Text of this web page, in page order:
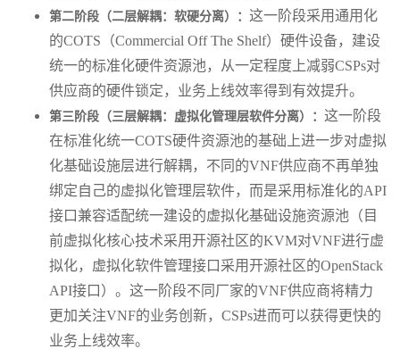
第二阶段（二层解耦：软硬分离）： 这一阶段采用通用化
的COTS（Commercial Off The Shelf）硬件设备，建设
统一的标准化硬件资源池，从一定程度上减弱CSPs对
供应商的硬件锁定，业务上线效率得到有效提升。
第三阶段（三层解耦：虚拟化管理层软件分离）： 这一阶段
在标准化统一COTS硬件资源池的基础上进一步对虚拟
化基础设施层进行解耦，不同的VNF供应商不再单独
绑定自己的虚拟化管理层软件，而是采用标准化的API
接口兼容适配统一建设的虚拟化基础设施资源池（目
前虚拟化核心技术采用开源社区的KVM对VNF进行虚
拟化，虚拟化软件管理接口采用开源社区的OpenStack
API接口）。这一阶段不同厂家的VNF供应商将精力
更加关注VNF的业务创新，CSPs进而可以获得更快的
业务上线效率。